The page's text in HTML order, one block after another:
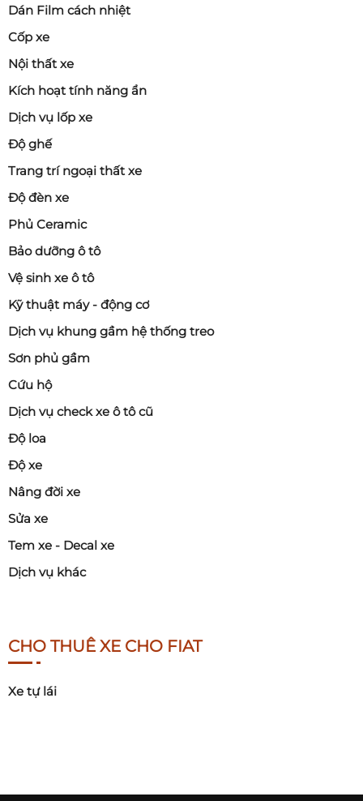
Dán Film cách nhiệt
Cốp xe
Nội thất xe
Kích hoạt tính năng ẩn
Dịch vụ lốp xe
Độ ghế
Trang trí ngoại thất xe
Độ đèn xe
Phủ Ceramic
Bảo dưỡng ô tô
Vệ sinh xe ô tô
Kỹ thuật máy - động cơ
Dịch vụ khung gầm hệ thống treo
Sơn phủ gầm
Cứu hộ
Dịch vụ check xe ô tô cũ
Độ loa
Độ xe
Nâng đời xe
Sửa xe
Tem xe - Decal xe
Dịch vụ khác
CHO THUÊ XE CHO FIAT
Xe tự lái